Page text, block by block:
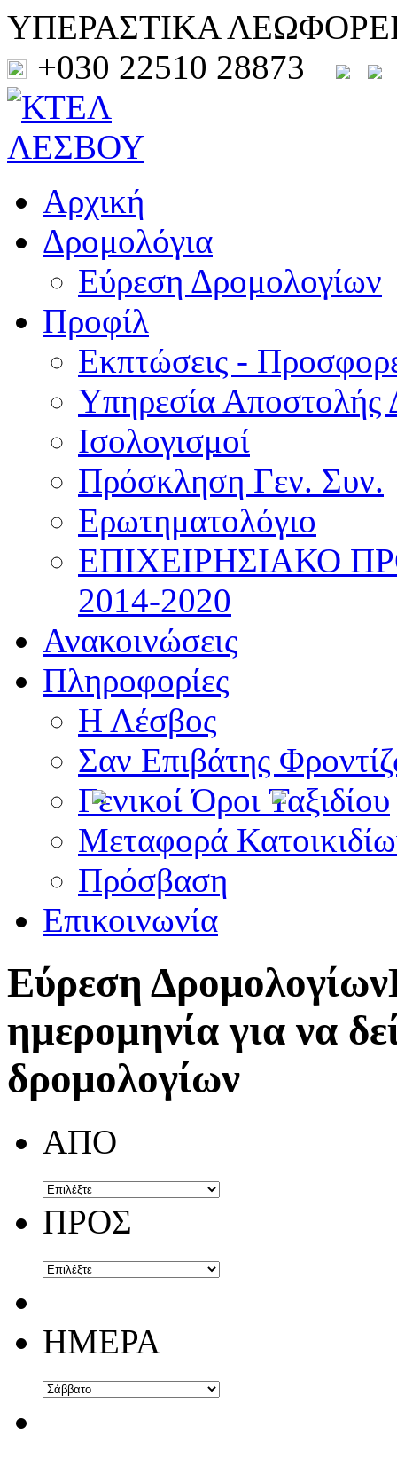
ΥΠΕΡΑΣΤΙΚΑ
+030 22510 28873
Αρχική
Δρομολόγια
Εύρεση Δρομολογίων
Προφίλ
Εκπτώσεις -
Υπηρεσία Αποστολής
Ισολογισμοί
Πρόσκληση Γεν. Συν.
Ερωτηματολόγιο
ΕΠΙΧΕΙΡΗΣΙΑΚΟ
2014-2020
Ανακοινώσεις
Πληροφορίες
Η Λέσβος
Σαν Επιβάτης
Γενικοί Όροι Ταξιδίου
Μεταφορά
Πρόσβαση
Επικοινωνία
Εύρεση Δρομολογίων
ημερομηνία για να
δρομολογίων
ΑΠΟ
ΠΡΟΣ
ΗΜΕΡΑ